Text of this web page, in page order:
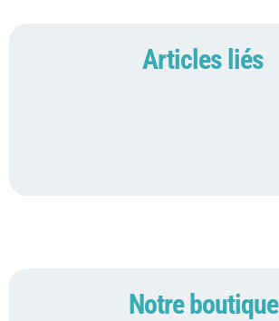
Articles liés
Notre boutique